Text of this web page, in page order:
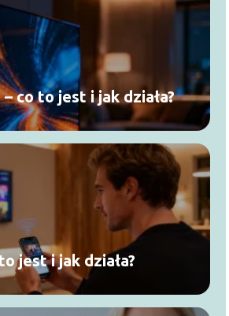
co to jest i jak działa?
jest i jak działa?